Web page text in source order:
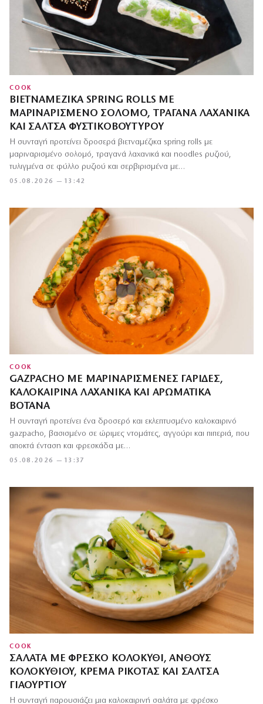
COOK
ΒΙΕΤΝΑΜΈΖΙΚΑ SPRING ROLLS ΜΕ
ΜΑΡΙΝΑΡΙΣΜΈΝΟ ΣΟΛΟΜΌ, ΤΡΑΓΑΝΆ ΛΑΧΑΝΙΚΆ
ΚΑΙ ΣΆΛΤΣΑ ΦΥΣΤΙΚΟΒΟΎΤΥΡΟΥ
05.08.2026 — 13:42
Η συνταγή προτείνει δροσερά βιετναμέζικα spring rolls με
μαριναρισμένο σολομό, τραγανά λαχανικά και noodles ρυζιού,
τυλιγμένα σε φύλλο ρυζιού και σερβιρισμένα με…
COOK
GAZPACHO ΜΕ ΜΑΡΙΝΑΡΙΣΜΈΝΕΣ ΓΑΡΊΔΕΣ,
ΚΑΛΟΚΑΙΡΙΝΆ ΛΑΧΑΝΙΚΆ ΚΑΙ ΑΡΩΜΑΤΙΚΆ
ΒΌΤΑΝΑ
05.08.2026 — 13:37
Η συνταγή προτείνει ένα δροσερό και εκλεπτυσμένο καλοκαιρινό
gazpacho, βασισμένο σε ώριμες ντομάτες, αγγούρι και πιπεριά, που
αποκτά ένταση και φρεσκάδα με…
COOK
ΣΑΛΆΤΑ ΜΕ ΦΡΈΣΚΟ ΚΟΛΟΚΎΘΙ, ΑΝΘΟΎΣ
ΚΟΛΟΚΥΘΙΟΎ, ΚΡΈΜΑ ΡΙΚΌΤΑΣ ΚΑΙ ΣΆΛΤΣΑ
ΓΙΑΟΥΡΤΙΟΎ
Η συνταγή παρουσιάζει μια καλοκαιρινή σαλάτα με φρέσκο